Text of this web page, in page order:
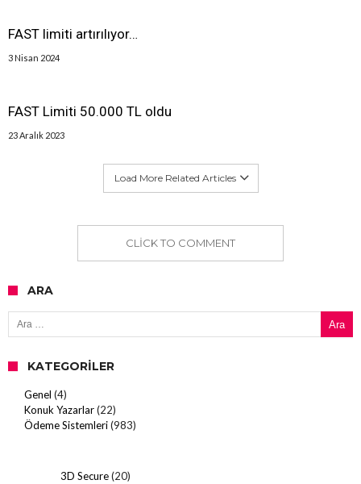
FAST limiti artırılıyor…
3 Nisan 2024
FAST Limiti 50.000 TL oldu
23 Aralık 2023
Load More Related Articles
CLICK TO COMMENT
ARA
Arama:
KATEGORILER
Genel (4)
Konuk Yazarlar(22)
Ödeme Sistemleri(983)
3D Secure(20)